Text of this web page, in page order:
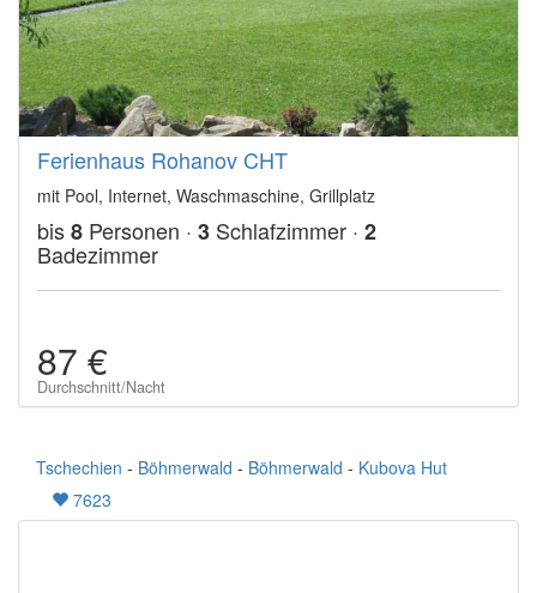
Ferienhaus Rohanov CHT
mit Pool, Internet, Waschmaschine, Grillplatz
bis8 Personen · 3 Schlafzimmer · 2
Badezimmer
87 €
Durchschnitt/Nacht
Tschechien - Böhmerwald - Böhmerwald - Kubova Hut
7623